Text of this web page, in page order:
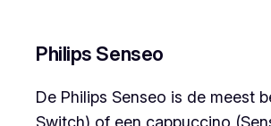
Philips Senseo
De Philips Senseo is de meest
Switch) of een cappuccino